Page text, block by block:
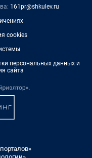
161pr@shkulev.ru
cookies
персональных данных и
сайта